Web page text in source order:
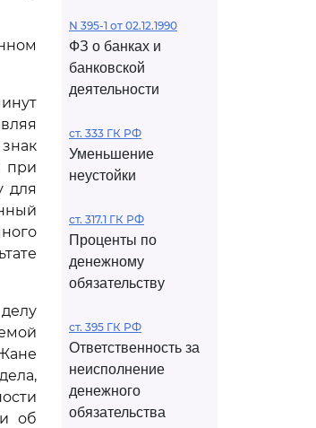
при
для
об
N 395-1 от 02.12.1990
ФЗ о банках и
банковской
деятельности
ст. 333 ГК РФ
Уменьшение
неустойки
ст. 317.1 ГК РФ
Проценты по
денежному
обязательству
ст. 395 ГК РФ
Ответственность за
неисполнение
денежного
обязательства